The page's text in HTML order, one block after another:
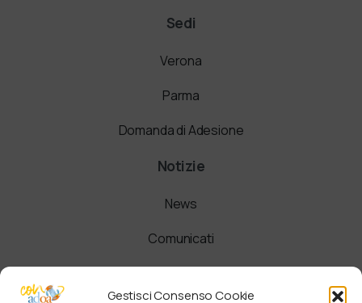
Gestisci Consenso Cookie
Sedi
Verona
Parma
Domanda di Adesione
Notizie
News
Comunicati
Newsletter